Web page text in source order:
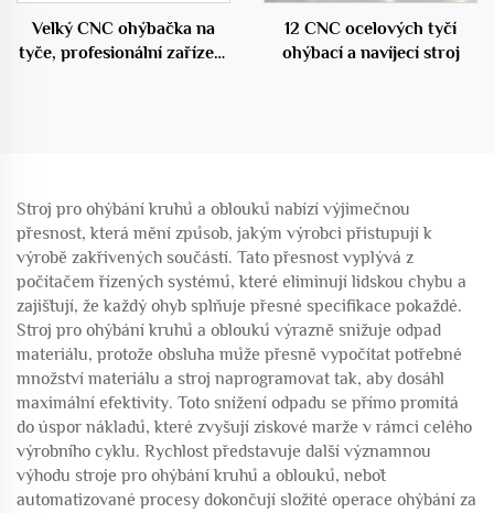
Velký CNC ohýbačka na
tyče, profesionální zařízení
12 CNC ocelových tyčí
ohýbací a navíjecí stroj
Stroj pro ohýbání kruhů a oblouků nabízí výjimečnou
přesnost, která mění způsob, jakým výrobci přistupují k
výrobě zakřivených součástí. Tato přesnost vyplývá z
počítačem řízených systémů, které eliminují lidskou chybu a
zajišťují, že každý ohyb splňuje přesné specifikace pokaždé.
Stroj pro ohýbání kruhů a oblouků výrazně snižuje odpad
materiálu, protože obsluha může přesně vypočítat potřebné
množství materiálu a stroj naprogramovat tak, aby dosáhl
maximální efektivity. Toto snížení odpadu se přímo promítá
do úspor nákladů, které zvyšují ziskové marže v rámci celého
výrobního cyklu. Rychlost představuje další významnou
výhodu stroje pro ohýbání kruhů a oblouků, neboť
automatizované procesy dokončují složité operace ohýbání za